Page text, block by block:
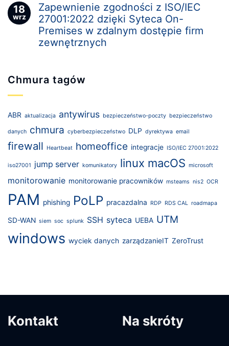
18
wrz
Zapewnienie zgodności z ISO/IEC
27001:2022 dzięki Syteca On-
Premises w zdalnym dostępie firm
zewnętrznych
Chmura tagów
ABR aktualizacja antywirus bezpieczeństwo-poczty bezpieczeństwo
danych chmura cyberbezpieczeństwo DLP dyrektywa email
firewall Heartbeat homeoffice integracje ISO/IEC 27001:2022
iso27001 jump server komunikatory linux macOS microsoft
monitorowanie monitorowanie pracowników msteams nis2 OCR
PAM phishing PoLP pracazdalna RDP RDS CAL roadmapa
SD-WAN siem soc splunk SSH syteca UEBA UTM
windows wyciek danych zarządzanieIT ZeroTrust
Kontakt Na skróty